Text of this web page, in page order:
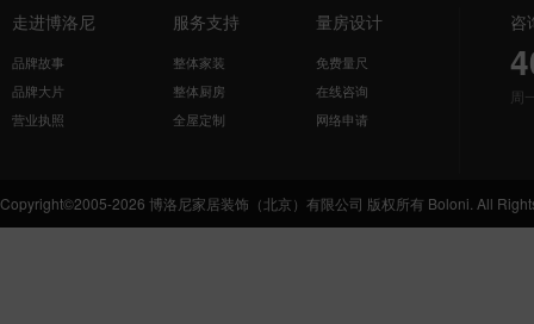
走进博洛尼
品牌故事
品牌大片
营业执照
服务支持
整体家装
整体厨房
全屋定制
量房设计
免费量尺
在线咨询
网络申请
咨
周
Copyright©2005-2026 博洛尼家居装饰（北京）有限公司 版权所有 Boloni. All